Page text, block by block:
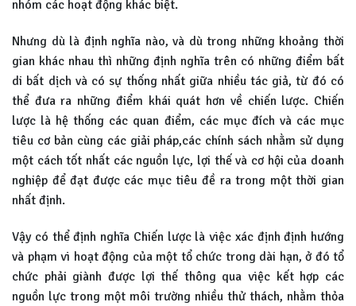
nhóm các hoạt động khác biệt.
Nhưng dù là định nghĩa nào, và dù trong những khoảng thời
gian khác nhau thì những định nghĩa trên có những điểm bất
di bất dịch và có sự thống nhất giữa nhiều tác giả, từ đó có
thể đưa ra những điểm khái quát hơn về chiến lược. Chiến
lược là hệ thống các quan điểm, các mục đích và các mục
tiêu cơ bản cùng các giải pháp,các chính sách nhằm sử dụng
một cách tốt nhất các nguồn lực, lợi thế và cơ hội của doanh
nghiệp để đạt được các mục tiêu đề ra trong một thời gian
nhất định.
Vậy có thể định nghĩa Chiến lược là việc xác định định hướng
và phạm vi hoạt động của một tổ chức trong dài hạn, ở đó tổ
chức phải giành được lợi thế thông qua việc kết hợp các
nguồn lực trong một môi trường nhiều thử thách, nhằm thỏa